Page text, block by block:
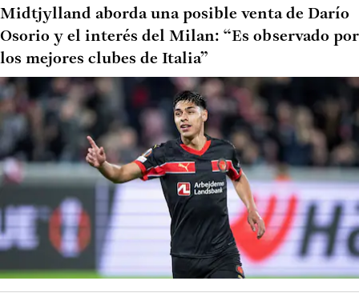
Midtjylland aborda una posible venta de Darío
Osorio y el interés del Milan: “Es observado por
los mejores clubes de Italia”